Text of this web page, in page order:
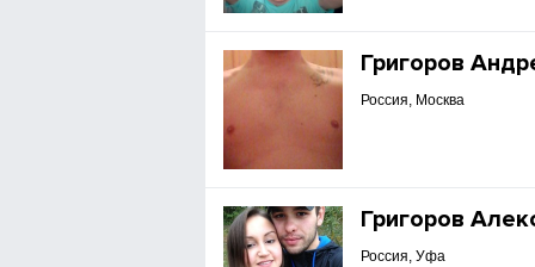
Григоров
Россия, Москва
Григоров
Россия, Уфа